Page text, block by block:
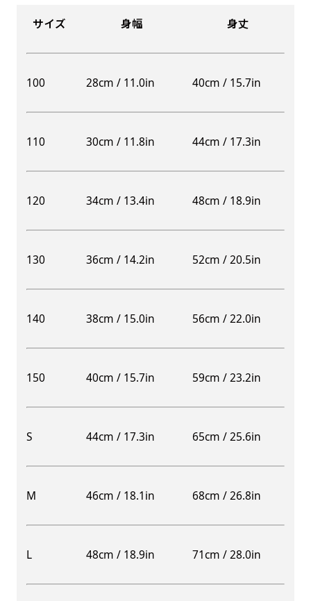
サイズ 身幅 身丈
100 28cm / 11.0in 40cm / 15.7in
110 30cm / 11.8in 44cm / 17.3in
120 34cm / 13.4in 48cm / 18.9in
130 36cm / 14.2in 52cm / 20.5in
140 38cm / 15.0in 56cm / 22.0in
150 40cm / 15.7in 59cm / 23.2in
S 44cm / 17.3in 65cm / 25.6in
M 46cm / 18.1in 68cm / 26.8in
L 48cm / 18.9in 71cm / 28.0in